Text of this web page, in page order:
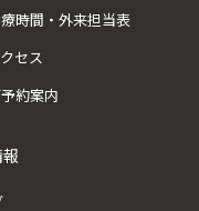
時間・外来担当表
セス
約案内